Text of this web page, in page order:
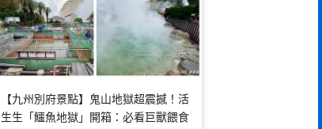
【九州別府景點】鬼山地獄超震撼！活
生生「鱷魚地獄」開箱：必看巨獸餵食